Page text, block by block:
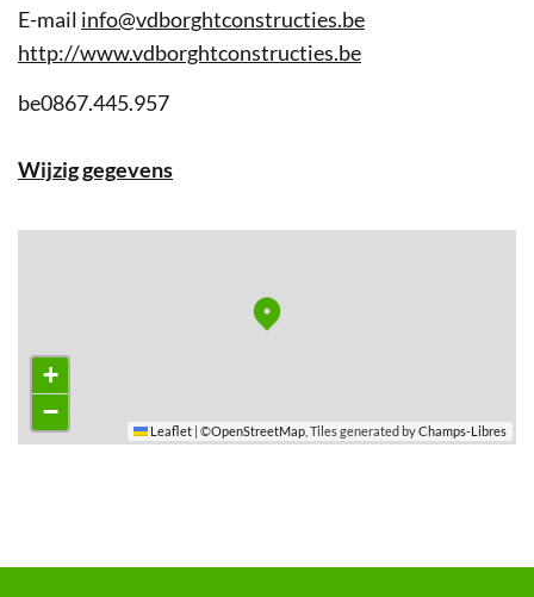
E-
mail
info@vdborghtconstructies.be
Website
http://www.vdborghtconstructies.be
Ondernemingsnummer
be0867.445.957
Wijzig gegevens
+
−
Leaflet | ©OpenStreetMap , Tiles generated byChamps-Libres